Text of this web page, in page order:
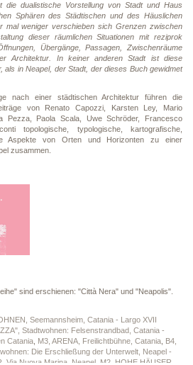
die dualistische Vorstellung von Stadt und Haus
Sphären des Städtischen und des Häuslichen
mal weniger verschieben sich Grenzen zwischen
dieser räumlichen Situationen mit reziprok
Übergänge, Passagen, Zwischenräume
Architektur. In keiner anderen Stadt ist diese
als in Neapel, der Stadt, der dieses Buch gewidmet
nach einer städtischen Architektur führen die
von Renato Capozzi, Karsten Ley, Mario
Pezza, Paola Scala, Uwe Schröder, Francesco
topologische, typologische, kartografische,
Aspekte von Orten und Horizonten zu einer
zusammen.
sind erschienen: "Città Nera" und "Neapolis".
Seemannsheim, Catania - Largo XVII
Stadtwohnen: Felsenstrandbad, Catania -
Catania M3, ARENA, Freilichtbühne, Catania B4,
Die Erschließung der Unterwelt, Neapel -
Via Nuova Marina, Neapel M2, HOHE HÄUSER,